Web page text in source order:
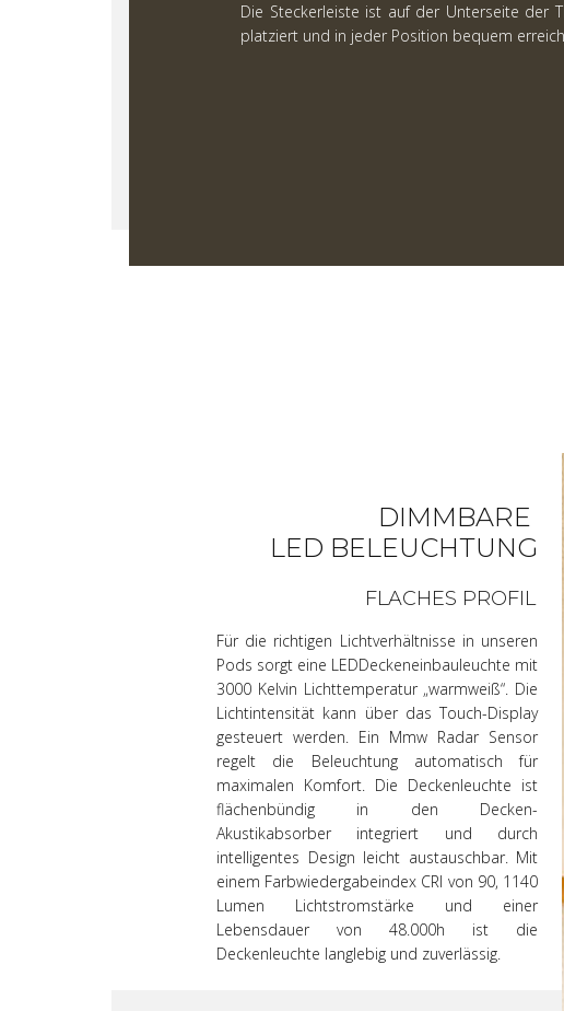
Die Steckerleiste ist auf der Unterseite der
platziert und in jeder Position bequem
DIMMBARE
LED BELEUCHTUNG
FLACHES PROFIL
Für die richtigen Lichtverhältnisse in unseren
Pods sorgt eine LEDDeckeneinbauleuchte mit
3000 Kelvin Lichttemperatur „warmweiß“. Die
Lichtintensität kann über das Touch-Display
gesteuert werden. Ein Mmw Radar Sensor
regelt die Beleuchtung automatisch für
maximalen Komfort. Die Deckenleuchte ist
flächenbündig in den Decken-
Akustikabsorber integriert und durch
intelligentes Design leicht austauschbar. Mit
einem Farbwiedergabeindex CRI von 90, 1140
Lumen Lichtstromstärke und einer
Lebensdauer von 48.000h ist die
Deckenleuchte langlebig und zuverlässig.